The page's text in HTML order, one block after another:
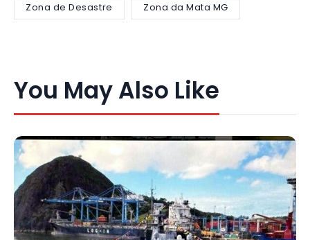
Zona de Desastre Zona da Mata MG
You May Also Like